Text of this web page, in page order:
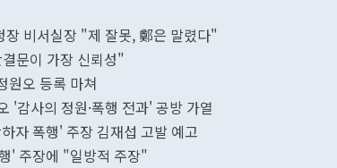
비서실장 "제 잘못, 鄭은 말렸다"
문이 가장 신뢰성"
원오 등록 마쳐
감사의 정원·폭행 전과' 공방 가열
자 폭행' 주장 김재섭 고발 예고
' 주장에 "일방적 주장"